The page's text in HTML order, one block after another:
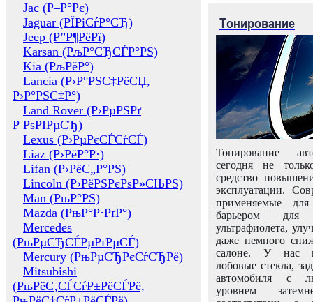
Jac (Р–Р°Рє)
Jaguar (РЇРіСѓР°СЂ)
Jeep (Р”Р¶РёРї)
Karsan (РљР°СЂСЃР°РЅ)
Kia (РљРёР°)
Lancia (Р›Р°РЅС‡РёСЏ,
Р›Р°РЅС‡Р°)
Land Rover (Р›РµРЅРґ
Р РѕРІРµСЂ)
Lexus (Р›РµРєСЃСѓСЃ)
Liaz (Р›РёР°Р·)
Lifan (Р›РёС„Р°РЅ)
Lincoln (Р›РёРЅРєРѕР»СЊРЅ)
Man (РњР°РЅ)
Mazda (РњР°Р·РґР°)
Mercedes
(РњРµСЂСЃРµРґРµСЃ)
Mercury (РњРµСЂРєСѓСЂРё)
Mitsubishi
(РњРёС‚СЃСѓР±РёСЃРё,
Тонирование
Тонирование
сегодня не
средство
эксплуатации.
применяемые
барьером для
ультрафиолета,
даже немного
салоне. У нас
лобовые стекла,
автомобиля с
уровнем